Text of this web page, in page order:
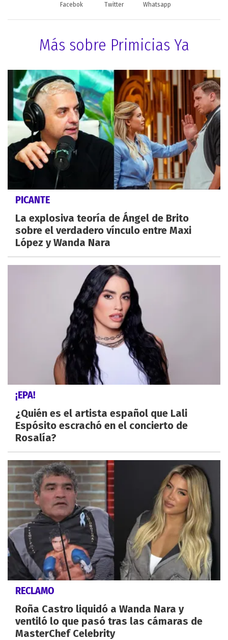
Facebok Twitter Whatsapp
Más sobre Primicias Ya
PICANTE
La explosiva teoría de Ángel de Brito
sobre el verdadero vínculo entre Maxi
López y Wanda Nara
¡EPA!
¿Quién es el artista español que Lali
Espósito escrachó en el concierto de
Rosalía?
RECLAMO
Roña Castro liquidó a Wanda Nara y
ventiló lo que pasó tras las cámaras de
MasterChef Celebrity